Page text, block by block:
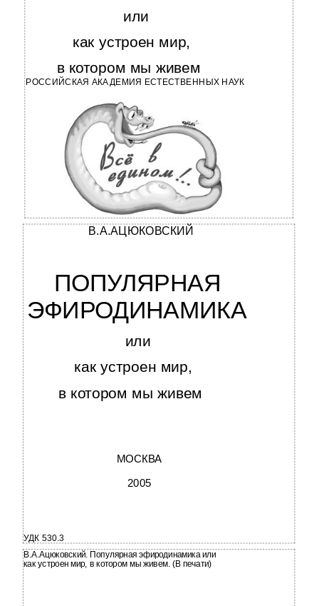
или
как устроен мир,
в котором мы живем
РОССИЙСКАЯ АКАДЕМИЯ ЕСТЕСТВЕННЫХ НАУК
В.А.АЦЮКОВСКИЙ
ПОПУЛЯРНАЯ
ЭФИРОДИНАМИКА
или
как устроен мир,
в котором мы живем
МОСКВА
2005
УДК 530.3
В.А.Ацюковский. Популярная эфиродинамика или
как устроен мир, в котором мы живем. (В печати)